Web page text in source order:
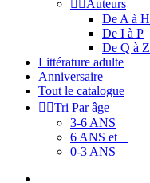
 Auteurs
De A à H
De I à P
De Q à Z
Littérature adulte
Anniversaire
Tout le catalogue
 Tri Par âge
3-6 ANS
6 ANS et +
0-3 ANS